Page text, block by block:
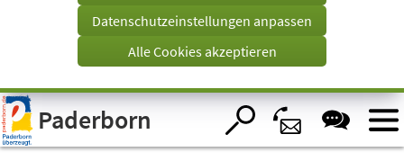
Visuelle
Assistenzsoftware
öffnen.
Tab)
Datenschutzeinstellungen anpassen
Alle Cookies akzeptieren
Paderborn